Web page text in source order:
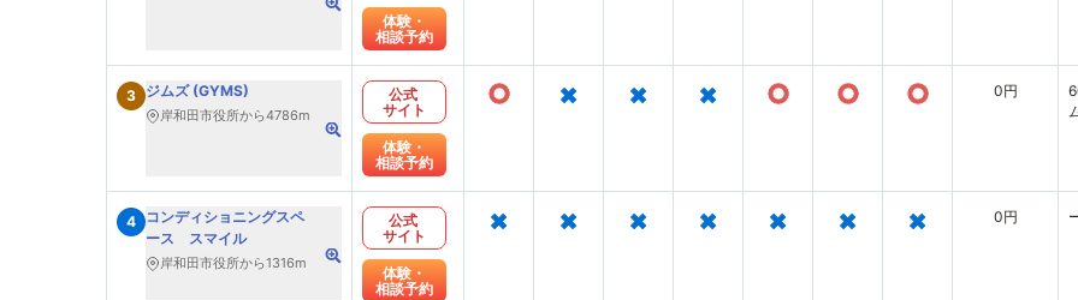
体験・
相談予約
3 ジムズ (GYMS)
岸和田市役所から4786m
公式
サイト
体験・
相談予約
○ × × × ○ ○ ○ 0円
4 コンディショニングスペ
ース スマイル
岸和田市役所から1316m
公式
サイト
体験・
相談予約
× × × × × × × 0円